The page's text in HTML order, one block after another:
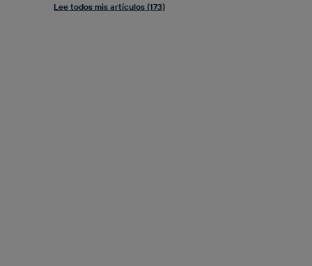
Lee todos mis artículos (173)